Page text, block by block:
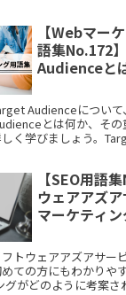
【Webマー
語集No.172
Audienceと
Audienceについ
とは何か、そ
く学びましょう。
【SEO用語
ウェアアズ
マーケティ
トウェアアズアサー
ての方にもわかりや
グがどのように考案さ